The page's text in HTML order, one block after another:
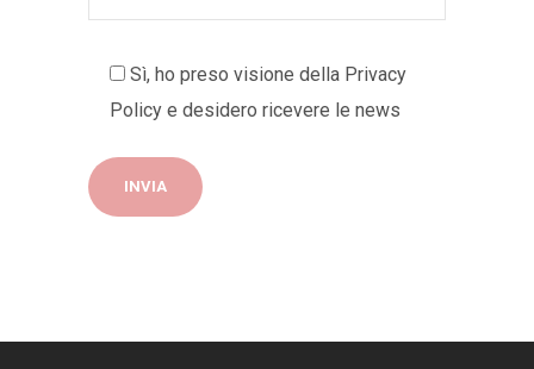
Sì, ho preso visione della Privacy
Policy e desidero ricevere le news